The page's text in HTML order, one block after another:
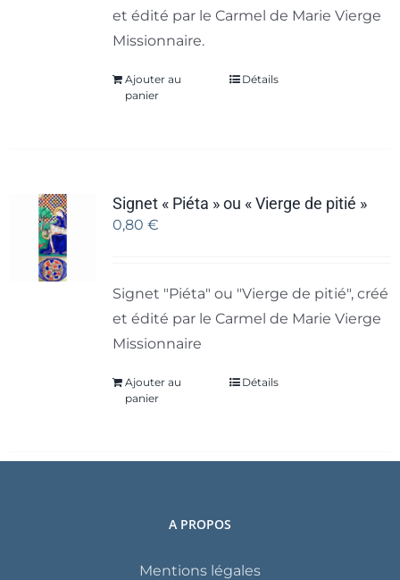
et édité par le Carmel de Marie Vierge
Missionnaire.
Ajouter au
panier
Détails
Signet « Piéta » ou « Vierge de pitié »
0,80 €
Signet "Piéta" ou "Vierge de pitié", créé
et édité par le Carmel de Marie Vierge
Missionnaire
Ajouter au
panier
Détails
A PROPOS
Mentions légales